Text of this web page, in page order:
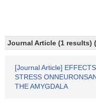
Journal Article (1 results)
[Journal Article]
STRESS
THE AMYGDALA